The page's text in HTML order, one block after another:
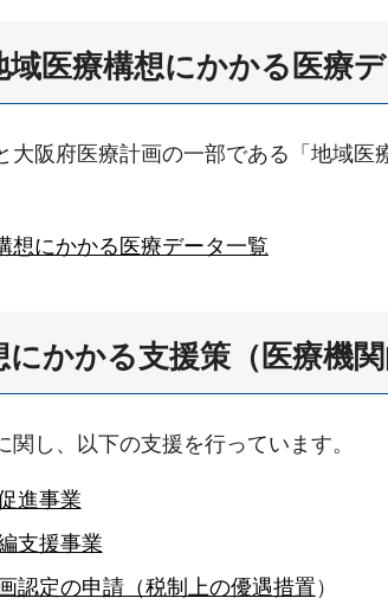
域医療構想にかかる医療
大阪府医療計画の一部である「地域
想にかかる医療データ一覧
にかかる支援策 （医療機
し、以下の支援を行っています。
進事業
支援事業
認定の申請（税制上の優遇措置 ）